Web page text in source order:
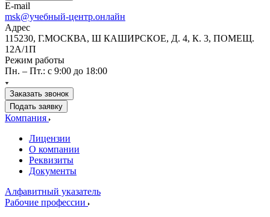
E-mail
msk@учебный-центр.онлайн
Адрес
115230, Г.МОСКВА, Ш КАШИРСКОЕ, Д. 4, К. 3, ПОМЕЩ.
12А/1П
Режим работы
Пн. – Пт.: с 9:00 до 18:00
Заказать звонок
Подать заявку
Компания
Лицензии
О компании
Реквизиты
Документы
Алфавитный указатель
Рабочие профессии